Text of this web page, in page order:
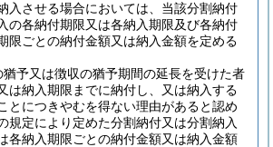
入させる場合においては、当該分割納付
の各納付期限又は各納入期限及び各納付
限ごとの納付金額又は納入金額を定める
予又は徴収の猶予期間の延長を受けた者
は納入期限までに納付し、又は納入する
とにつきやむを得ない理由があると認め
規定により定めた分割納付又は分割納入
各納入期限ごとの納付金額又は納入金額